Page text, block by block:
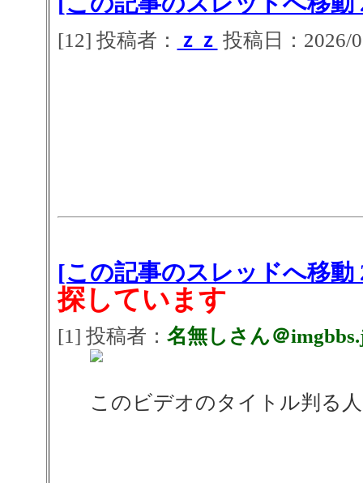
[12] 投稿者： ｚｚ 投稿日：2026/
[この記事のスレッドへ移動
探しています
[1] 投稿者： 名無しさん＠
このビデオのタイトル判る